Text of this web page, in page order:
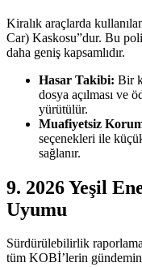
Kiralık araçlarda
Car) Kaskosu”dur. Bu
daha geniş kapsamlıdır.
Hasar Takibi: Bir
dosya açılması ve
yürütülür.
Muafiyetsiz
seçenekleri ile
sağlanır.
9. 2026 Yeşil
Uyumu
Sürdürülebilirlik
tüm KOBİ’lerin